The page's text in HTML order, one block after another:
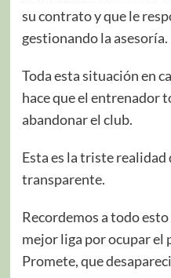
su contrato y que le
gestionando la asesoría.
Toda esta situación en
hace que el entrenador
abandonar el club.
Esta es la triste realidad
transparente.
Recordemos a todo esto
mejor liga por ocupar el
Promete, que